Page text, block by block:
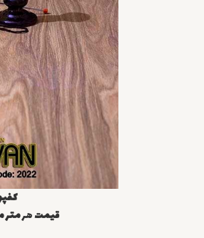
قیمتهرمتر